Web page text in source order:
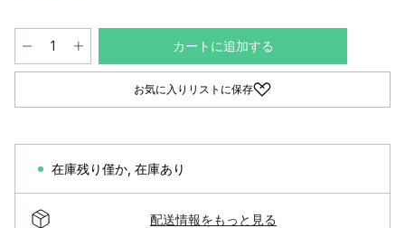
カートに追加する
お気に入りリストに保存
在庫残り僅か 在庫あり
配送情報をもっと見る